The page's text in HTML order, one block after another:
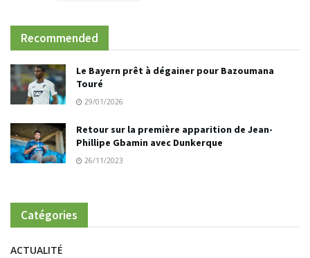
Recommended
Le Bayern prêt à dégainer pour Bazoumana
Touré
29/01/2026
Retour sur la première apparition de Jean-
Phillipe Gbamin avec Dunkerque
26/11/2023
Catégories
ACTUALITÉ